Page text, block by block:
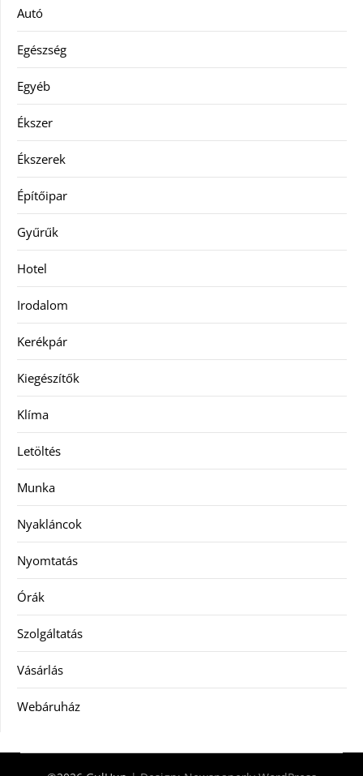
Autó
Egészség
Egyéb
Ékszer
Ékszerek
Építőipar
Gyűrűk
Hotel
Irodalom
Kerékpár
Kiegészítők
Klíma
Letöltés
Munka
Nyakláncok
Nyomtatás
Órák
Szolgáltatás
Vásárlás
Webáruház